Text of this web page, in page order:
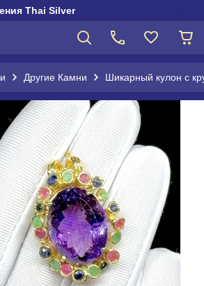
Thai Silver
Другие Камни Шикарный кулон с